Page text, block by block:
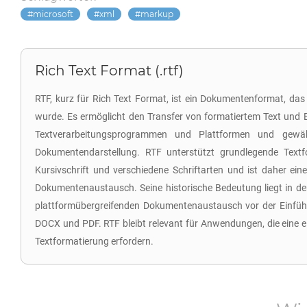
microsoft xml markup
Rich Text Format (.rtf)
RTF, kurz für Rich Text Format, ist ein Dokumentenformat,
wurde. Es ermöglicht den Transfer von formatiertem Text und
Textverarbeitungsprogrammen und Plattformen und
Dokumentendarstellung. RTF unterstützt grundlegende
Kursivschrift und verschiedene Schriftarten und ist daher
Dokumentenaustausch. Seine historische Bedeutung liegt in
plattformübergreifenden Dokumentenaustausch vor der
DOCX und PDF. RTF bleibt relevant für Anwendungen, die
Textformatierung erfordern.